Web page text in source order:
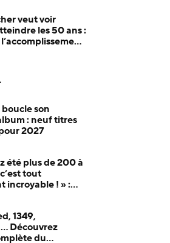
veut voir
les 50 ans :
son
: neuf titres
2027
été plus de 200 à
tout
incroyable ! » :
1349,
Découvrez
du